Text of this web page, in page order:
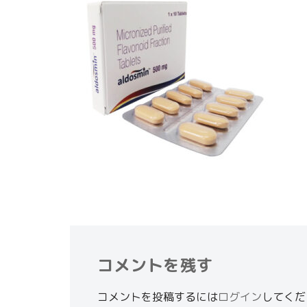
コメントを残す
コメントを投稿するにはログインしてく